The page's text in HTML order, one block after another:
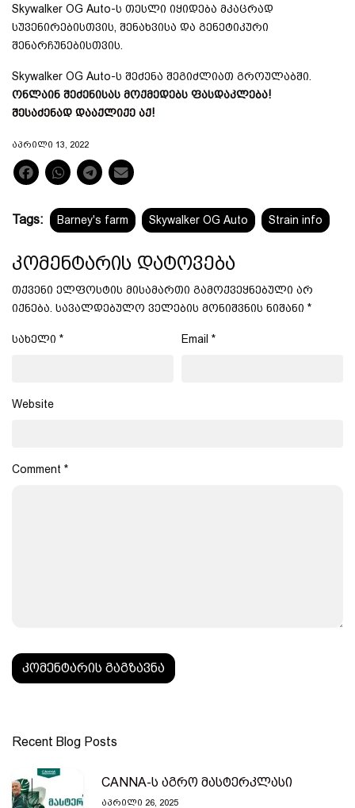
Skywalker OG Auto-ს თესლი იყიდება მკაცრად
სუვენირებისთვის, შენახვისა და გენეტიკური
შენარჩუნებისთვის.
Skywalker OG Auto-ს შეძენა შეგიძლიათ გროულაბში.
ონლაინ შეძენისას მოქმედებს ფასდაკლება!
შესაძენად დააქლიქე აქ!
ᲐᲞᲠᲘᲚᲘ 13, 2022
Share on Facebook
Share on Whatsapp
Share on Telegram
Send email
Tags: Barney's farm Skywalker OG Auto Strain info
კომენტარის დატოვება
თქვენი ელფოსტის მისამართი გამოქვეყნებული არ
იქნება. სავალდებულო ველების მონიშვნის ნიშანი *
სახელი * Email *
Website
Comment *
Recent Blog Posts
CANNA-ს აგრო მასტერკლასი
ᲐᲞᲠᲘᲚᲘ 26, 2025